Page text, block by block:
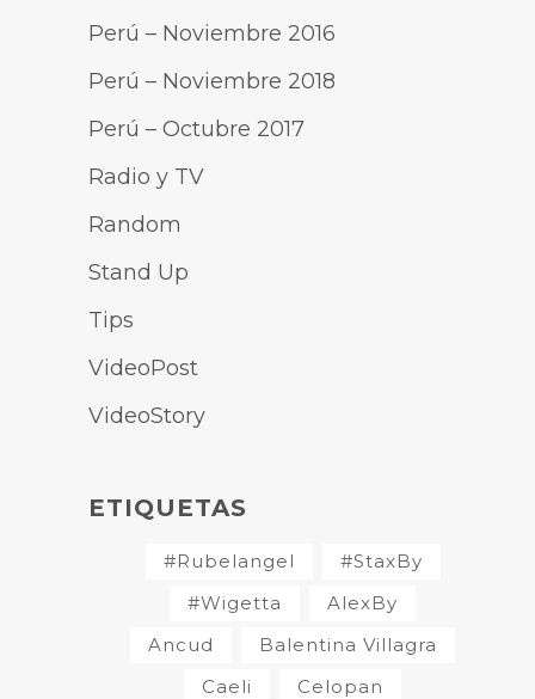
Perú – Noviembre 2016
Perú – Noviembre 2018
Perú – Octubre 2017
Radio y TV
Random
Stand Up
Tips
VideoPost
VideoStory
ETIQUETAS
#Rubelangel
#StaxBy
#Wigetta
AlexBy
Ancud
Balentina Villagra
Caeli
Celopan